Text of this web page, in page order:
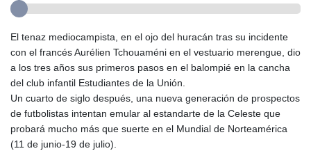
El tenaz mediocampista, en el ojo del huracán tras su incidente
con el francés Aurélien Tchouaméni en el vestuario merengue, dio
a los tres años sus primeros pasos en el balompié en la cancha
del club infantil Estudiantes de la Unión.
Un cuarto de siglo después, una nueva generación de prospectos
de futbolistas intentan emular al estandarte de la Celeste que
probará mucho más que suerte en el Mundial de Norteamérica
(11 de junio-19 de julio).